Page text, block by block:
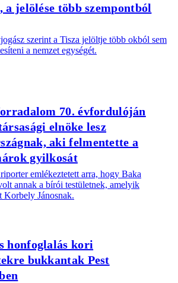
a jelölése több szempontból
szerint a Tisza jelöltje több okból sem
a nemzet egységét.
70. évfordulóján
elnöke lesz
aki felmentette a
gyilkosát
emlékeztetett arra, hogy Baka
annak a bírói testületnek, amelyik
Korbely Jánosnak.
honfoglalás kori
bukkantak Pest